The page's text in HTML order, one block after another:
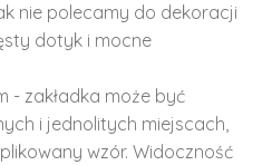
nie polecamy do dekoracji
dotyk i mocne
- zakładka może być
i jednolitych miejscach,
wzór. Widoczność